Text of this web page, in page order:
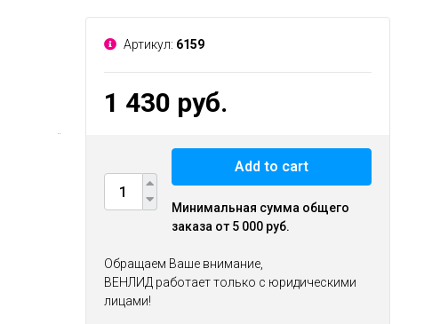
Артикул: 6159
1 430 руб.
Add to cart
Минимальная сумма общего
заказа от 5 000 руб.
Обращаем Ваше внимание,
ВЕНЛИД работает только с юридическими
лицами!